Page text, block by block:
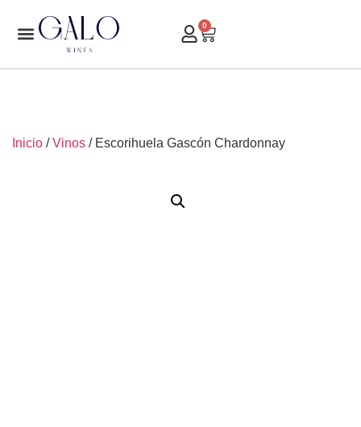
0
Inicio /Vinos / Escorihuela Gascón Chardonnay